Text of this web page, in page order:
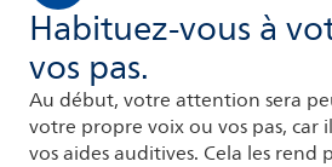
Habituez-vous à
vos pas.
Au début, votre attention sera
votre propre voix ou vos pas, car
vos aides auditives. Cela les rend